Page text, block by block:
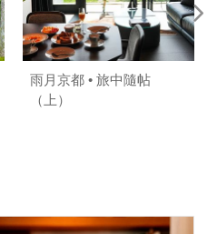
雨月京都 • 旅中隨帖
（上）